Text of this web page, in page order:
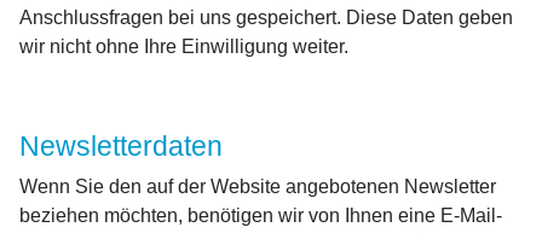
Anschlussfragen bei uns gespeichert. Diese Daten geben
wir nicht ohne Ihre Einwilligung weiter.
Newsletterdaten
Wenn Sie den auf der Website angebotenen Newsletter
beziehen möchten, benötigen wir von Ihnen eine E-Mail-